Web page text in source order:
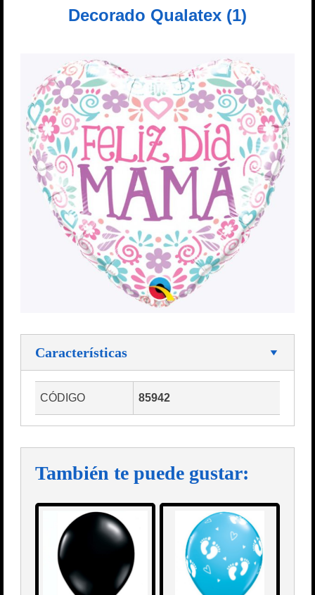
Decorado Qualatex (1)
Características
CÓDIGO 85942
También te puede gustar: